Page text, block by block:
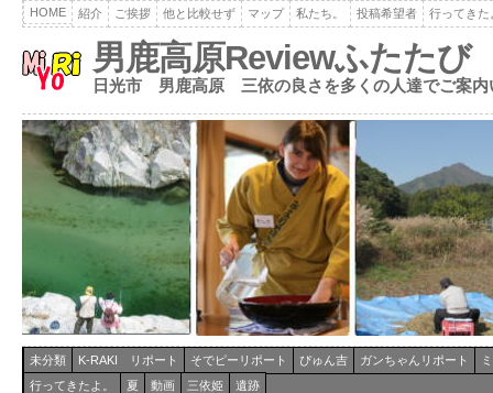
HOME 紹介 ご挨拶 他と比較せず マップ 私たち。 投稿希望者 行ってきた
男鹿高原Reviewふたたび
日光市 男鹿高原 三依の良さを多くの人達でご案
未分類 K-RAKI リポート そでピーリポート ぴゅん吉 ガンちゃんリポート
行ってきたよ。
夏 動画 三依姫 遺跡